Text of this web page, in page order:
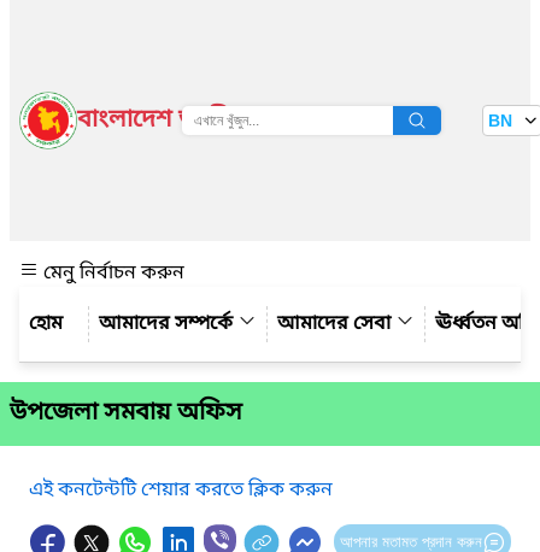
বাংলাদেশ জাতীয় তথ্য বাতায়ন BN
মেনু নির্বাচন করুন
আমাদের সম্পর্কে
আমাদের সেবা ঊর্ধ্বতন
উপজেলা সমবায় অফিস
এই কনটেন্টটি শেয়ার করতে ক্লিক করুন
আপনার মতামত প্রদান করুন